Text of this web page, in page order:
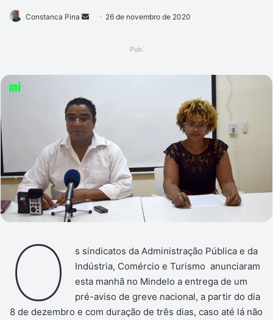
Constanca Pina
Mande26 de novembro de 2020
Pub.
O
s sindicatos da Administração Pública e da
Indústria, Comércio e Turismo anunciaram
esta manhã no Mindelo a entrega de um
pré-aviso de greve nacional, a partir do dia
8 de dezembro e com duração de três dias, caso até lá não